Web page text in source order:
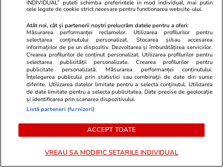
TVMania.ro
spectaculoase poze cu vedetele
urmat: "Am
INDIVIDUAL” puteti schimba preferintele in mod individual, mai putin
cele legate de cookie strict necesare pentru functionarea website-ului.
Atât noi, cât și partenerii noștri prelucrăm datele pentru a oferi:
Măsurarea performanței reclamelor. Utilizarea profilurilor pentru
selectarea conținutului personalizat. Stocarea și/sau accesarea
informațiilor de pe un dispozitiv. Dezvoltarea și îmbunătățirea serviciilor.
Crearea profilurilor de conținut personalizat. Utilizarea profilurilor pentru
selectarea publicității personalizate. Crearea profilurilor pentru
publicitate personalizată. Măsurarea performanței conținutului.
Înțelegerea publicului prin statistici sau combinații de date din surse
diferite. Utilizarea datelor limitate pentru a selecta conținutul. Utilizarea
de date limitate pentru a selecta publicitatea. Date precise de geolocație
și identificarea prin scanarea dispozitivului.
Listă parteneri (furnizori)
ACCEPT TOATE
VREAU SA MODIFIC SETARILE INDIVIDUAL